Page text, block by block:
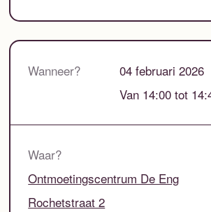
Wanneer?
04 februari 2026
Van 14:00 tot
Waar?
Ontmoetingscentrum De Eng
Rochetstraat 2